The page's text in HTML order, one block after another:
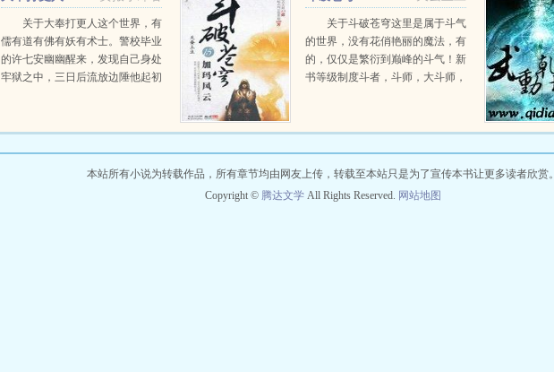
关于大奉打更人这个世界，有
儒有道有佛有妖有术士。警校毕业
的许七安幽幽醒来，发现自己身处
牢狱之中，三日后流放边陲他起初
日。多年后，许七...
关于斗破苍穹这里是属于斗气
的世界，没有花俏艳丽的魔法，有
的，仅仅是繁衍到巅峰的斗气！新
书等级制度斗者，斗师，大斗师，
在发展到巅峰之后...
本站所有小说为转载作品，所有章节均由网友上传，转载至本站只是为了宣传本书让更多读者欣赏。
Copyright © 腾达文学 All Rights Reserved. 网站地图